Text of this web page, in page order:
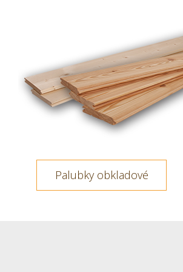
Palubky obkladové